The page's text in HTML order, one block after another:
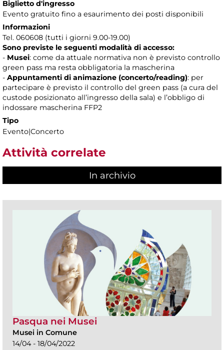
Biglietto d'ingresso
Evento gratuito fino a esaurimento dei posti disponibili
Informazioni
Tel. 060608 (tutti i giorni 9.00-19.00)
Sono previste le seguenti modalità di accesso:
- Musei: come da attuale normativa non è previsto controllo
green pass ma resta obbligatoria la mascherina
- Appuntamenti di animazione (concerto/reading): per
partecipare è previsto il controllo del green pass (a cura del
custode posizionato all’ingresso della sala) e l’obbligo di
indossare mascherina FFP2
Tipo
Evento|Concerto
Attività correlate
In archivio
Pasqua nei Musei
Musei in Comune
14/04 - 18/04/2022